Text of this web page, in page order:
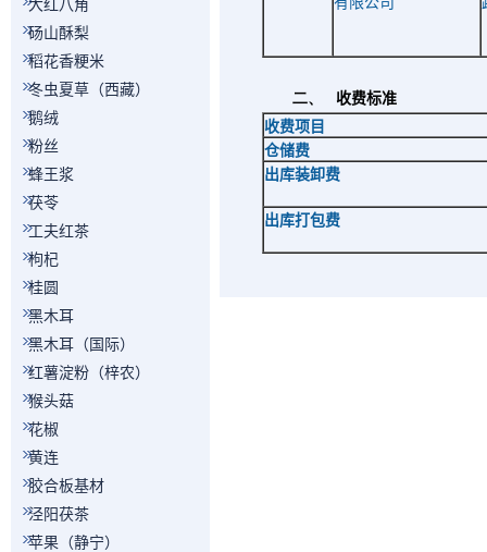
大红八角
砀山酥梨
稻花香粳米
冬虫夏草（西藏）
鹅绒
粉丝
蜂王浆
茯苓
工夫红茶
枸杞
桂圆
黑木耳
黑木耳（国际）
红薯淀粉（梓农）
猴头菇
花椒
黄连
胶合板基材
泾阳茯茶
苹果（静宁）
二、
收费标准
收费项目
仓储费
出库装卸费
出库打包费